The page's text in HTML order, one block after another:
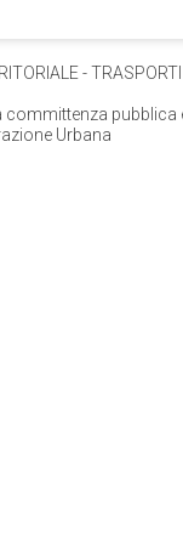
-
pubblica
Urbana